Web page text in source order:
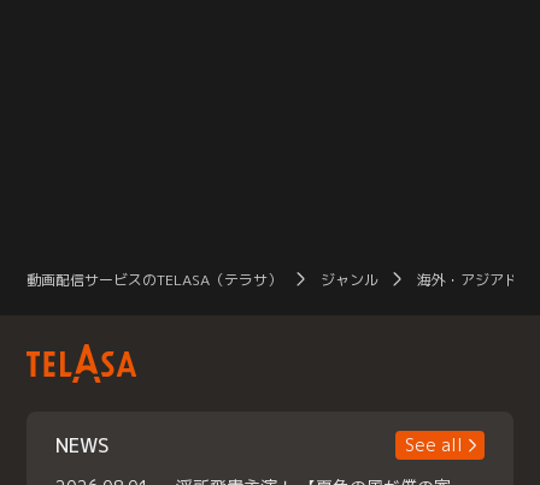
動画配信サービスのTELASA（テラサ） ジャンル 海外・アジアドラ
NEWS
See all